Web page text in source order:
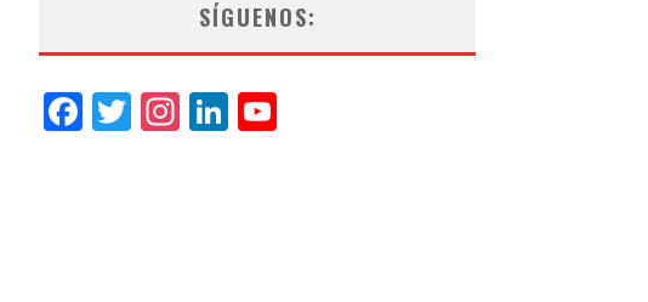
SÍGUENOS:
Facebook
Twitter
Instagram
LinkedIn